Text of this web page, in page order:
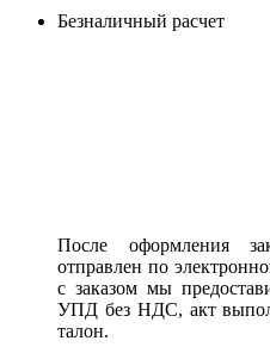
Безналичный расчет
После оформления
отправлен по
с заказом мы
УПД без НДС, акт
талон.